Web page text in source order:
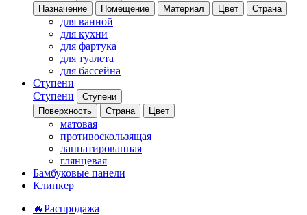
Назначение
Помещение Материал Цвет Страна
для ванной
для кухни
для фартука
для туалета
для бассейна
Ступени
Ступени
Ступени
Поверхность
Страна Цвет
матовая
противоскользящая
лаппатированная
глянцевая
Бамбуковые панели
Клинкер
🔥Распродажа